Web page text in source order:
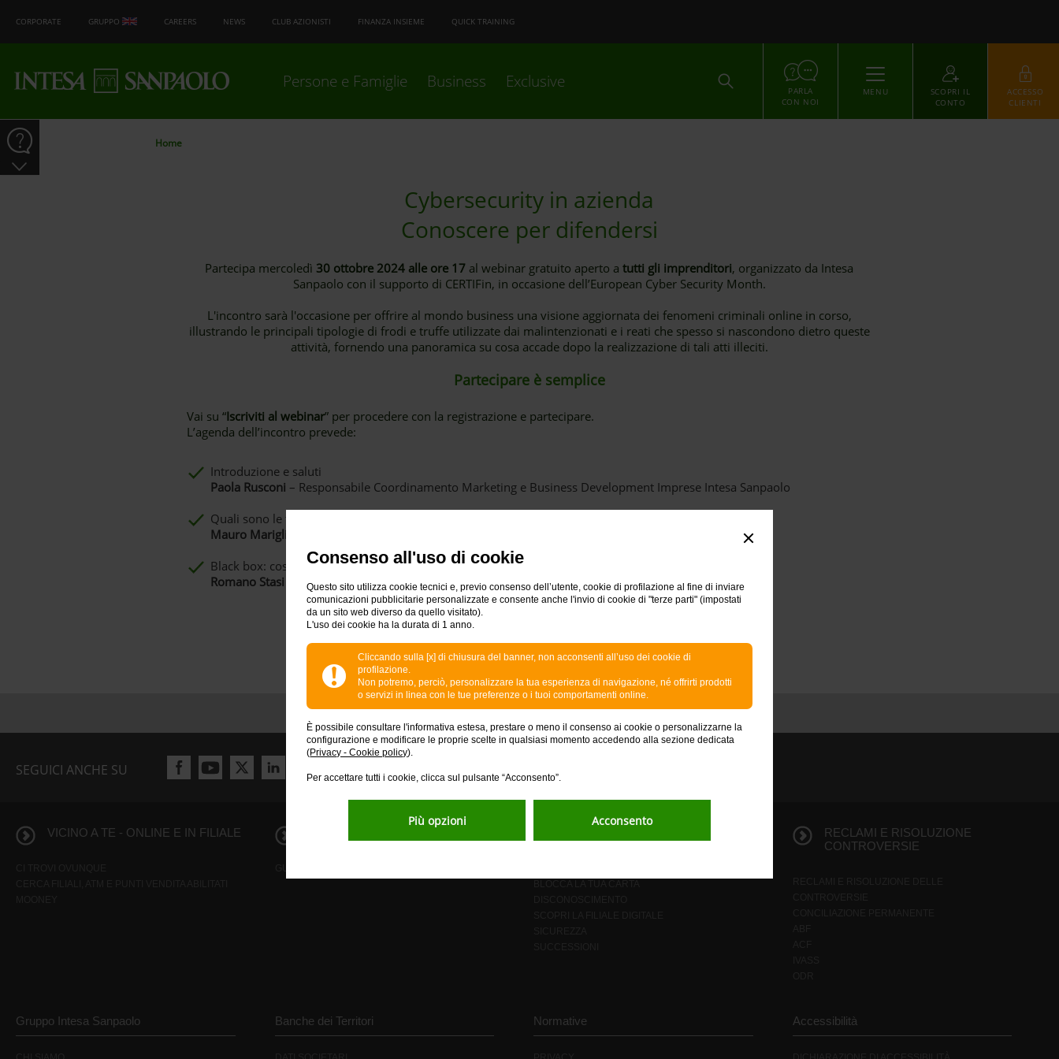
Consenso all'uso di cookie
Questo sito utilizza cookie tecnici e, previo consenso dell’utente, cookie di profilazione al fine di inviare
comunicazioni pubblicitarie personalizzate e consente anche l'invio di cookie di "terze parti" (impostati
da un sito web diverso da quello visitato).
L'uso dei cookie ha la durata di 1 anno.
Cliccando sulla [x] di chiusura del banner, non acconsenti all’uso dei cookie di
profilazione.
Non potremo, perciò, personalizzare la tua esperienza di navigazione, né offrirti prodotti
o servizi in linea con le tue preferenze o i tuoi comportamenti online.
È possibile consultare l'informativa estesa, prestare o meno il consenso ai cookie o personalizzarne la
configurazione e modificare le proprie scelte in qualsiasi momento accedendo alla sezione dedicata
(Privacy - Cookie policy).
Per accettare tutti i cookie, clicca sul pulsante “Acconsento”.
Più opzioni Acconsento
CORPORATE GRUPPO CAREERS NEWS CLUB AZIONISTI FINANZA INSIEME QUICK TRAINING
Persone e Famiglie Business Exclusive ACCEDI
PARLA
CON NOI
MENU
SCOPRI IL
CONTO
ACCESSO
CLIENTI
Home
Cybersecurity in azienda
Conoscere per difendersi
Partecipa mercoledì 30 ottobre 2024 alle ore 17 al webinar gratuito aperto atutti gli imprenditori, organizzato da Intesa
Sanpaolo con il supporto di CERTIFin, in occasione dell’European Cyber Security Month.
L'incontro sarà l'occasione per offrire al mondo business una visione aggiornata dei fenomeni criminali online in corso,
illustrando le principali tipologie di frodi e truffe utilizzate dai malintenzionati e i reati che spesso si nascondono dietro queste
attività, fornendo una panoramica su cosa accade dopo la realizzazione di tali atti illeciti.
Partecipare è semplice
Vai su “Iscriviti al webinar” per procedere con la registrazione e partecipare.
L’agenda dell’incontro prevede:
Introduzione e saluti
Paola Rusconi – Responsabile Coordinamento Marketing e Business Development Imprese Intesa Sanpaolo
Quali sono le tecniche usate dai Cyber criminali?
Mauro Marigliano
Black box: cosa succede subito dopo che il bonifico è partito
Romano Stasi – Segretario Generale ABI Lab - Direttore Operativo CERTFin
SEGUICI ANCHE SU
VICINO A TE - ONLINE E IN FILIALE
RECLAMI E RISOLUZIONE
CONTROVERSIE
Gruppo Intesa Sanpaolo Banche dei Territori Normative Accessibilità